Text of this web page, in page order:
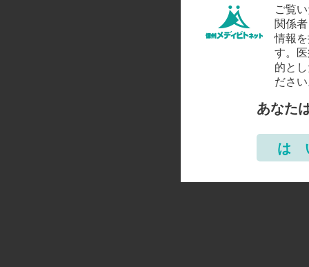
ご覧
関係
情報
す。
的と
ださ
あなた
は